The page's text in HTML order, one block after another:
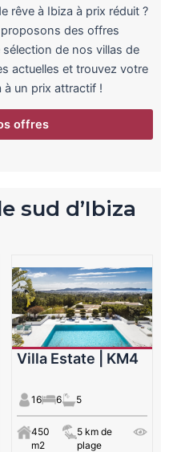
rêve à Ibiza à prix réduit ?
proposons des offres
de nos villas de
actuelles et trouvez votre
à un prix attractif !
offres
sud d’Ibiza
Villa Estate | KM4
16 6 5
450
m2
5 km de
plage